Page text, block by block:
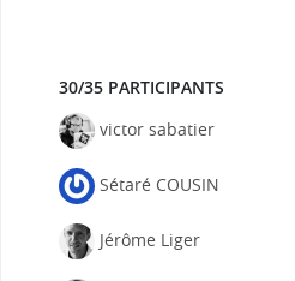
30/35 PARTICIPANTS
victor sabatier
Sétaré COUSIN
Jérôme Liger